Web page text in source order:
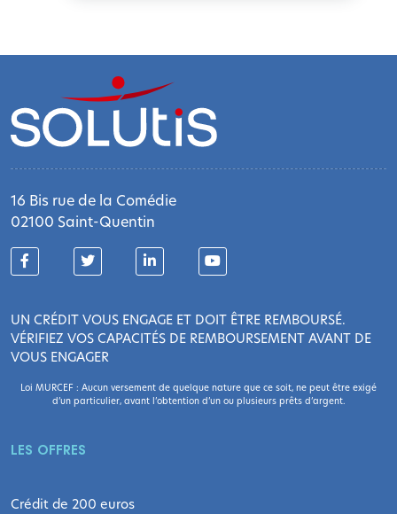
16 Bis rue de la Comédie
02100 Saint-Quentin
UN CRÉDIT VOUS ENGAGE ET DOIT ÊTRE REMBOURSÉ.
VÉRIFIEZ VOS CAPACITÉS DE REMBOURSEMENT AVANT DE
VOUS ENGAGER
Loi MURCEF : Aucun versement de quelque nature que ce soit, ne peut être exigé
d’un particulier, avant l’obtention d’un ou plusieurs prêts d’argent.
LES OFFRES
Crédit de 200 euros